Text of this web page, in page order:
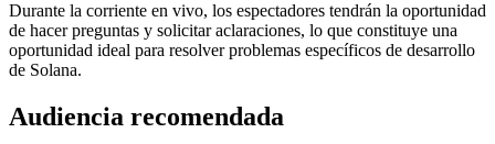
Durante la corriente en vivo, los espectadores tendrán la oportunidad
de hacer preguntas y solicitar aclaraciones, lo que constituye una
oportunidad ideal para resolver problemas específicos de desarrollo
de Solana.
Audiencia recomendada